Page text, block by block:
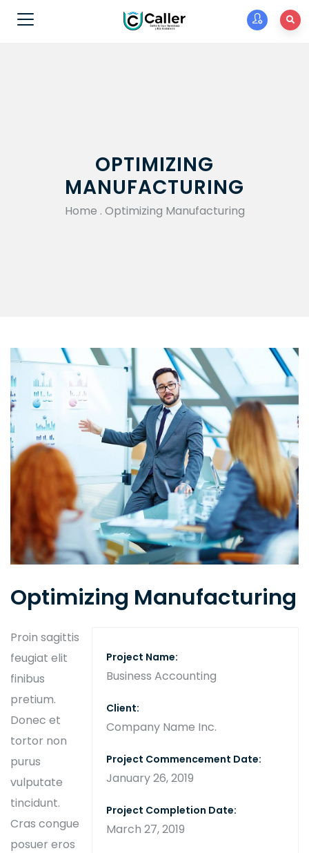
OPTIMIZING
MANUFACTURING
Home . Optimizing Manufacturing
Optimizing Manufacturing
Project Name:
Business Accounting
Client:
Company Name Inc.
Project Commencement Date:
January 26, 2019
Project Completion Date:
March 27, 2019
Proin sagittis
feugiat elit
finibus
pretium.
Donec et
tortor non
purus
vulputate
tincidunt.
Cras congue
posuer eros